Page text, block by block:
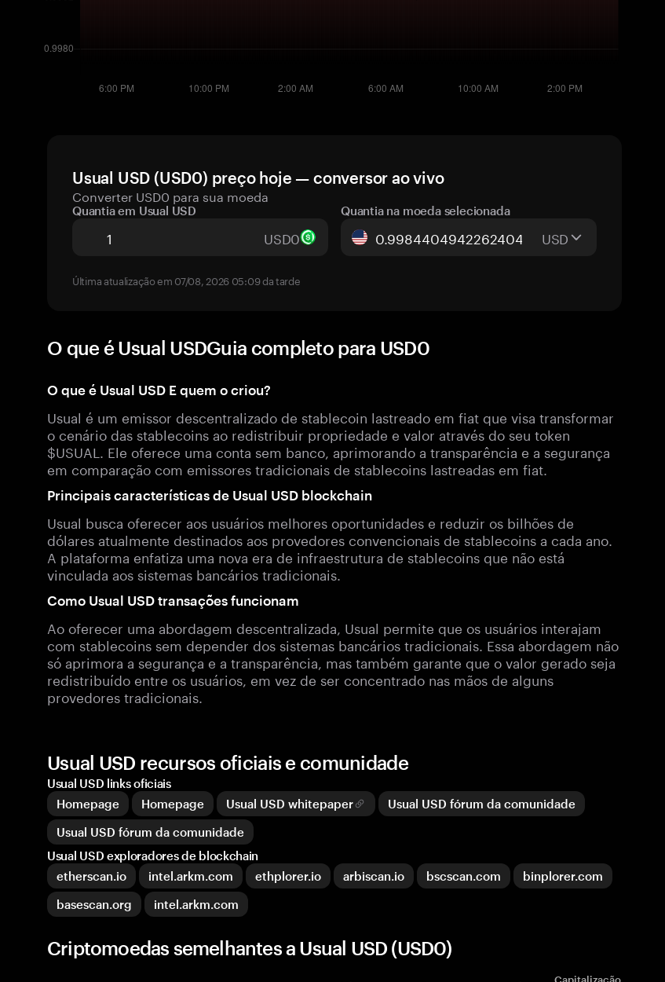
Usual USD (USD0) preço hoje — conversor ao vivo
Converter USD0 para sua moeda
Quantia em Usual USD
USD0
Quantia na moeda selecionada
USD
Última atualização em 07/08, 2026 05:09 da tarde
O que é Usual USDGuia completo para USD0
O que é Usual USD E quem o criou?
Usual é um emissor descentralizado de stablecoin lastreado em fiat que visa transformar
o cenário das stablecoins ao redistribuir propriedade e valor através do seu token
$USUAL. Ele oferece uma conta sem banco, aprimorando a transparência e a segurança
em comparação com emissores tradicionais de stablecoins lastreadas em fiat.
Principais características de Usual USD blockchain
Usual busca oferecer aos usuários melhores oportunidades e reduzir os bilhões de
dólares atualmente destinados aos provedores convencionais de stablecoins a cada ano.
A plataforma enfatiza uma nova era de infraestrutura de stablecoins que não está
vinculada aos sistemas bancários tradicionais.
Como Usual USD transações funcionam
Ao oferecer uma abordagem descentralizada, Usual permite que os usuários interajam
com stablecoins sem depender dos sistemas bancários tradicionais. Essa abordagem não
só aprimora a segurança e a transparência, mas também garante que o valor gerado seja
redistribuído entre os usuários, em vez de ser concentrado nas mãos de alguns
provedores tradicionais.
Usual USD recursos oficiais e comunidade
Usual USD links oficiais
Homepage
Homepage Usual USD whitepaper
Usual USD fórum da comunidade
Usual USD fórum da comunidade
Usual USD exploradores de blockchain
etherscan.io
intel.arkm.com ethplorer.io arbiscan.io bscscan.com
binplorer.com
basescan.org
intel.arkm.com
Criptomoedas semelhantes a Usual USD (USD0)